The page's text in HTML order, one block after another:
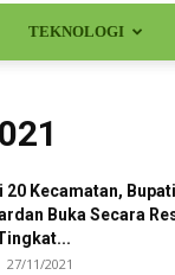
Kundur
News
TEKNOLOGI
20 Kecamatan, Bupati
Buka Secara
27/11/2021